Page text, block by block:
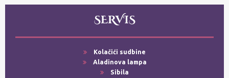
SERVIS
Kolačići sudbine
Aladinova lampa
Sibila